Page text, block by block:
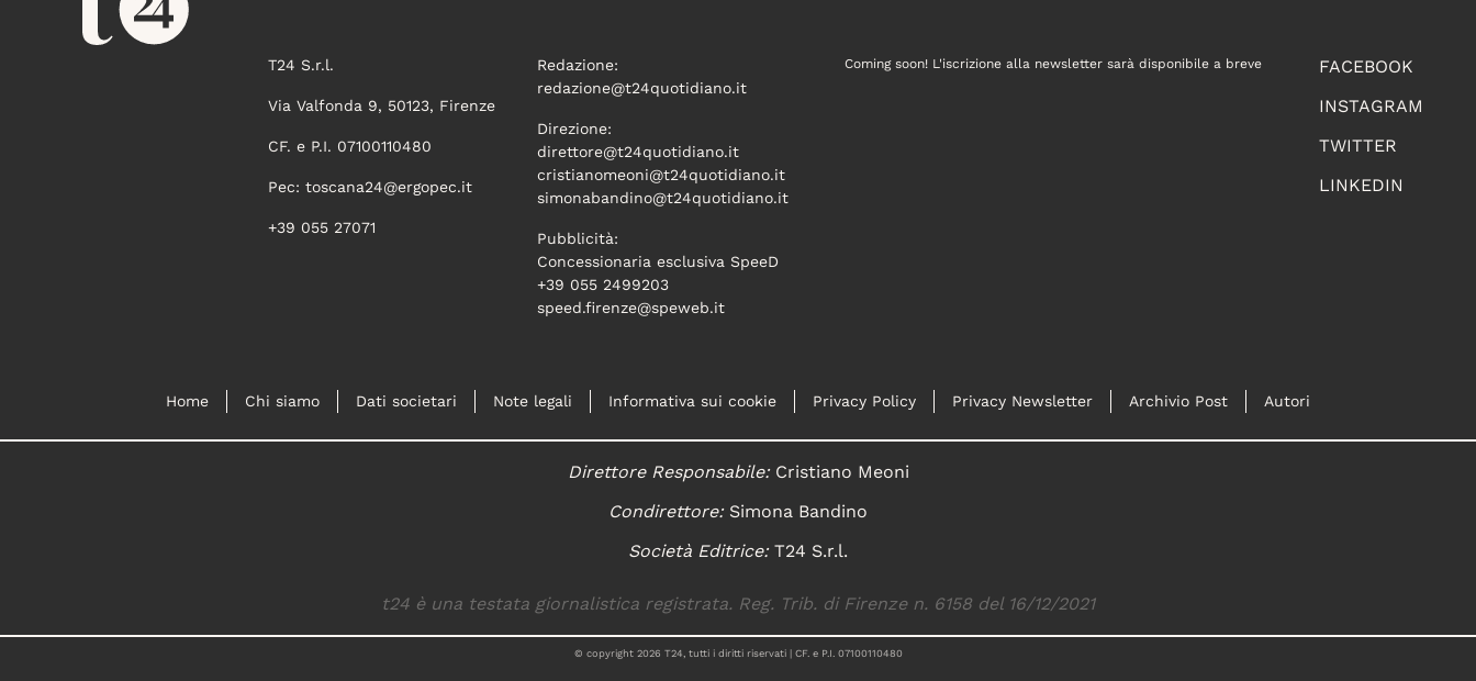
T24 S.r.l.
Via Valfonda 9, 50123, Firenze
CF. e P.I. 07100110480
Pec: toscana24@ergopec.it
+39 055 27071
Redazione:
redazione@t24quotidiano.it
Direzione:
direttore@t24quotidiano.it
cristianomeoni@t24quotidiano.it
simonabandino@t24quotidiano.it
Pubblicità:
Concessionaria esclusiva SpeeD
+39 055 2499203
speed.firenze@speweb.it
FACEBOOK
INSTAGRAM
TWITTER
LINKEDIN
Coming soon! L'iscrizione alla newsletter sarà disponibile a breve
Home Chi siamo Dati societari Note legali Informativa sui cookie Privacy Policy Privacy Newsletter Archivio Post Autori
Direttore Responsabile:Cristiano Meoni
Condirettore:Simona Bandino
Società Editrice:T24 S.r.l.
t24 è una testata giornalistica registrata. Reg. Trib. di Firenze n. 6158 del 16/12/2021
© copyright 2026 T24, tutti i diritti riservati | CF. e P.I. 07100110480